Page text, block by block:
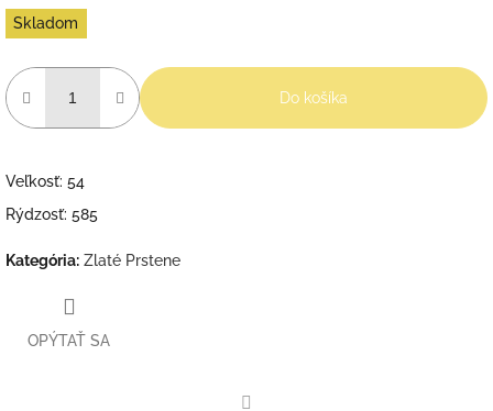
Jednotková
cena:
Skladom
Do košíka
Veľkosť: 54
Rýdzosť: 585
Kategória: Zlaté Prstene
OPÝTAŤ SA